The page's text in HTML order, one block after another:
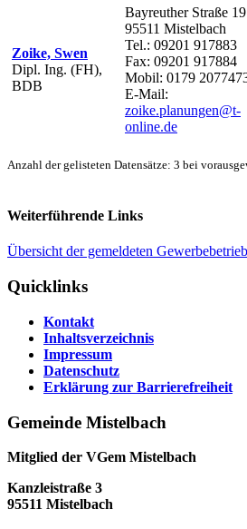
Zoike, Swen
Dipl. Ing. (FH),
BDB
Bayreuther Straße 19
95511 Mistelbach
Tel.: 09201 917883
Fax: 09201 917884
Mobil: 0179
E-Mail:
zoike.planungen@t-
online.de
Anzahl der gelisteten Datensätze: 3 bei
Weiterführende Links
Übersicht der gemeldeten
Quicklinks
Kontakt
Inhaltsverzeichnis
Impressum
Datenschutz
Erklärung zur Barrierefreiheit
Gemeinde Mistelbach
Mitglied der VGem Mistelbach
Kanzleistraße 3
95511 Mistelbach